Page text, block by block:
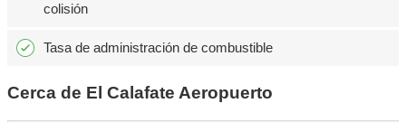
colisión
Tasa de administración de combustible
Cerca de El Calafate Aeropuerto